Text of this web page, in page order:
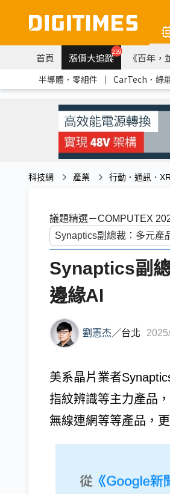
首頁 漲價大追蹤259 《百年
半導體．零組件 ｜ CarTech．綠
科技網 產業 行動．通訊．XR
議題精選－COMPUTEX
Synaptics副
邊緣AI
劉憲杰 ／台北
美系晶片業者
指紋辨識等主力產品
無線連網等等產品，